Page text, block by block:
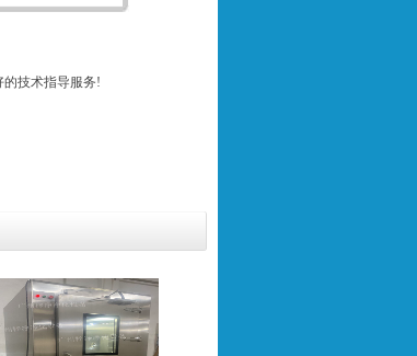
技术指导服务!